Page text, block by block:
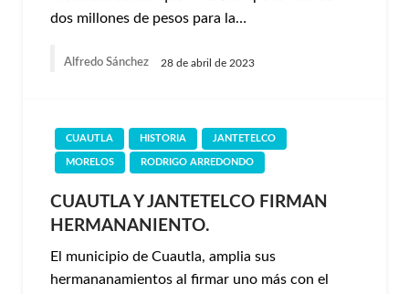
dos millones de pesos para la…
Alfredo Sánchez 28 de abril de 2023
CUAUTLA HISTORIA JANTETELCO
MORELOS RODRIGO ARREDONDO
CUAUTLA Y JANTETELCO FIRMAN
HERMANANIENTO.
El municipio de Cuautla, amplia sus
hermananamientos al firmar uno más con el